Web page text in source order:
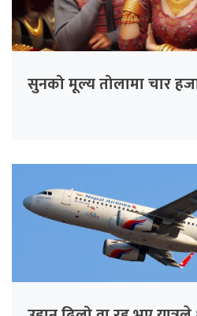
सुनको मूल्य तोलामा चार